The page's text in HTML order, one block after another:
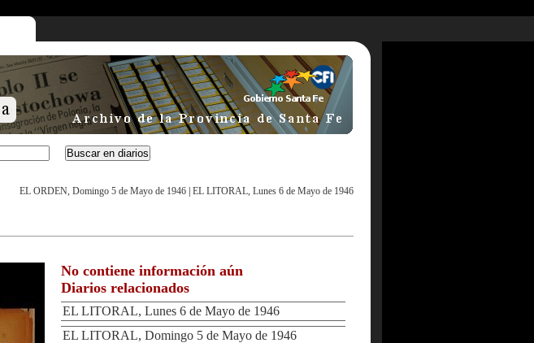
EL ORDEN, Domingo 5 de Mayo de 1946 EL LITORAL, Lunes 6 de Mayo de 1946
No contiene información aún
Diarios relacionados
EL LITORAL, Lunes 6 de Mayo de 1946
EL LITORAL, Domingo 5 de Mayo de 1946